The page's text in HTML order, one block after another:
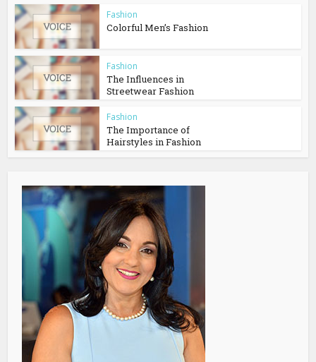
Fashion
Colorful Men’s Fashion
Fashion
The Influences in
Streetwear Fashion
Fashion
The Importance of
Hairstyles in Fashion